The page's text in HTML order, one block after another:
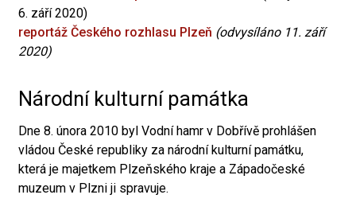
6. září 2020)
reportáž Českého rozhlasu Plzeň (odvysíláno 11. září
2020)
Národní kulturní památka
Dne 8. února 2010 byl Vodní hamr v Dobřívě prohlášen
vládou České republiky za národní kulturní památku,
která je majetkem Plzeňského kraje a Západočeské
muzeum v Plzni ji spravuje.